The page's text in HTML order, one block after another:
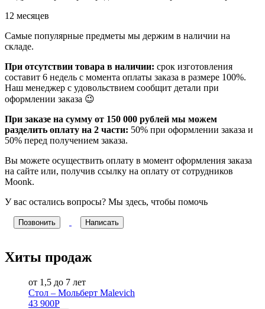
12 месяцев
Самые популярные предметы мы держим в наличии на
складе.
При отсутствии товара в наличии: срок изготовления
составит 6 недель с момента оплаты заказа в размере 100%.
Наш менеджер с удовольствием сообщит детали при
оформлении заказа 😉
При заказе на сумму от 150 000 рублей мы можем
разделить оплату на 2 части: 50% при оформлении заказа и
50% перед получением заказа.
Вы можете осуществить оплату в момент оформления заказа
на сайте или, получив ссылку на оплату от сотрудников
Moonk.
У вас остались вопросы? Мы здесь, чтобы помочь
Позвонить Написать
Хиты продаж
от 1,5 до 7 лет
Стол – Мольберт Malevich
43 900Р